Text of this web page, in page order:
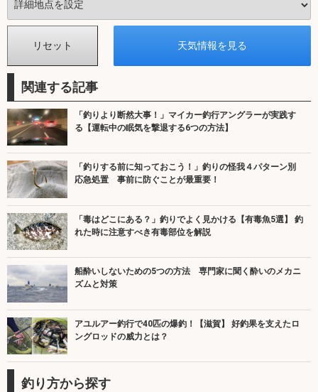
関連する記事
「釣りより断然大事！」マイカー釣行アングラーが実践す
る【運転中の眠気を撃退する6つの方法】
「釣りする前に知っておこう！」釣りの怪我４パターン別
応急処置 事前に防ぐことが最重要！
「毒はどこにある？」釣りでよく見かける【有毒魚5選】 釣
れた時に注意すべき有毒部位を解説
船酔いしないための5つの方法 専門家に聞く酔いのメカニ
ズムと対策
アユルアー釣行で40匹の爆釣！【滋賀】 好釣果を支えたロ
ングロッドの威力とは？
釣り方から探す